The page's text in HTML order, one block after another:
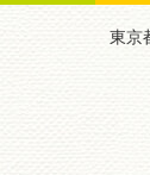
東京